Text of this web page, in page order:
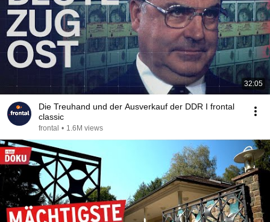
32:05
Die Treuhand und der Ausverkauf der DDR I frontal
classic
frontal • 1.6M views